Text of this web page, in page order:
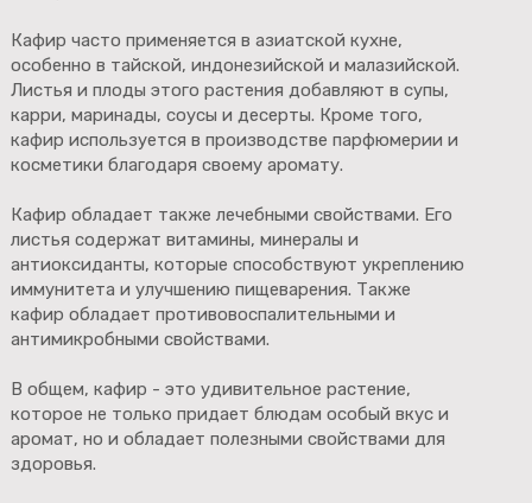
Кафир часто применяется в азиатской кухне,
особенно в тайской, индонезийской и малазийской.
Листья и плоды этого растения добавляют в супы,
карри, маринады, соусы и десерты. Кроме того,
кафир используется в производстве парфюмерии и
косметики благодаря своему аромату.
Кафир обладает также лечебными свойствами. Его
листья содержат витамины, минералы и
антиоксиданты, которые способствуют укреплению
иммунитета и улучшению пищеварения. Также
кафир обладает противовоспалительными и
антимикробными свойствами.
В общем, кафир - это удивительное растение,
которое не только придает блюдам особый вкус и
аромат, но и обладает полезными свойствами для
здоровья.